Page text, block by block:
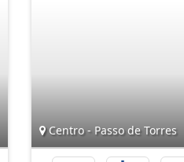
Centro - Passo de Torres